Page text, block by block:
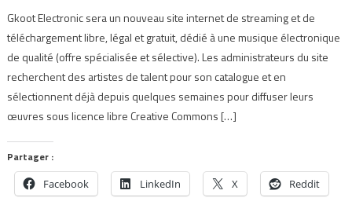
Gkoot Electronic sera un nouveau site internet de streaming et de
téléchargement libre, légal et gratuit, dédié à une musique électronique
de qualité (offre spécialisée et sélective). Les administrateurs du site
recherchent des artistes de talent pour son catalogue et en
sélectionnent déjà depuis quelques semaines pour diffuser leurs
œuvres sous licence libre Creative Commons […]
Partager :
Facebook LinkedIn X Reddit